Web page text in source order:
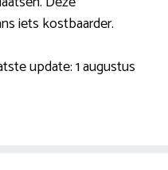
iets kostbaarder.
update: 1 augustus